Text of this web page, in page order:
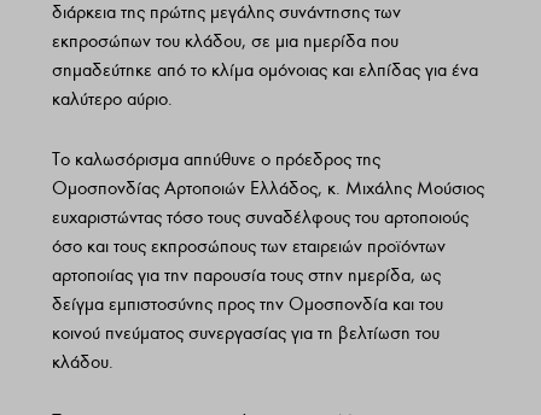
διάρκεια της πρώτης μεγάλης συνάντησης των
εκπροσώπων του κλάδου, σε μια ημερίδα που
σημαδεύτηκε από το κλίμα ομόνοιας και ελπίδας για ένα
καλύτερο αύριο.
Το καλωσόρισμα απηύθυνε ο πρόεδρος της
Ομοσπονδίας Αρτοποιών Ελλάδος, κ. Μιχάλης Μούσιος
ευχαριστώντας τόσο τους συναδέλφους του αρτοποιούς
όσο και τους εκπροσώπους των εταιρειών προϊόντων
αρτοποιίας για την παρουσία τους στην ημερίδα, ως
δείγμα εμπιστοσύνης προς την Ομοσπονδία και του
κοινού πνεύματος συνεργασίας για τη βελτίωση του
κλάδου.